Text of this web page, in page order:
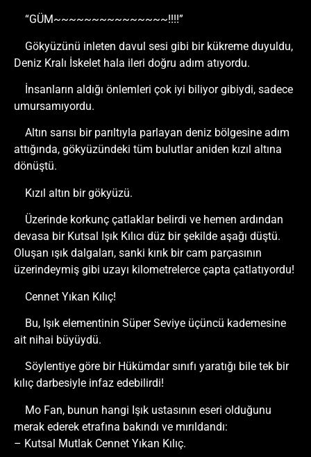
“GÜM~~~~~~~~~~~~~~~!!!!”
Gökyüzünü inleten davul sesi gibi bir kükreme duyuldu,
Deniz Kralı İskelet hala ileri doğru adım atıyordu.
İnsanların aldığı önlemleri çok iyi biliyor gibiydi, sadece
umursamıyordu.
Altın sarısı bir parıltıyla parlayan deniz bölgesine adım
attığında, gökyüzündeki tüm bulutlar aniden kızıl altına
dönüştü.
Kızıl altın bir gökyüzü.
Üzerinde korkunç çatlaklar belirdi ve hemen ardından
devasa bir Kutsal Işık Kılıcı düz bir şekilde aşağı düştü.
Oluşan ışık dalgaları, sanki kırık bir cam parçasının
üzerindeymiş gibi uzayı kilometrelerce çapta çatlatıyordu!
Cennet Yıkan Kılıç!
Bu, Işık elementinin Süper Seviye üçüncü kademesine
ait nihai büyüydü.
Söylentiye göre bir Hükümdar sınıfı yaratığı bile tek bir
kılıç darbesiyle infaz edebilirdi!
Mo Fan, bunun hangi Işık ustasının eseri olduğunu
merak ederek etrafına bakındı ve mırıldandı:
– Kutsal Mutlak Cennet Yıkan Kılıç.